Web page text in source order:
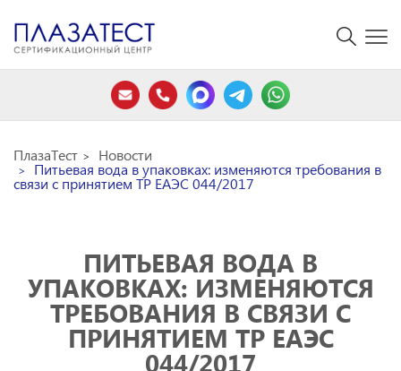
ПлазаТест Новости
Питьевая вода в упаковках: изменяются требования в
связи с принятием ТР ЕАЭС 044/2017
ПИТЬЕВАЯ ВОДА В
УПАКОВКАХ: ИЗМЕНЯЮТСЯ
ТРЕБОВАНИЯ В СВЯЗИ С
ПРИНЯТИЕМ ТР ЕАЭС
044/2017